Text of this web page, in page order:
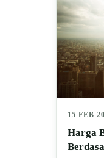
15 FEB
Harga